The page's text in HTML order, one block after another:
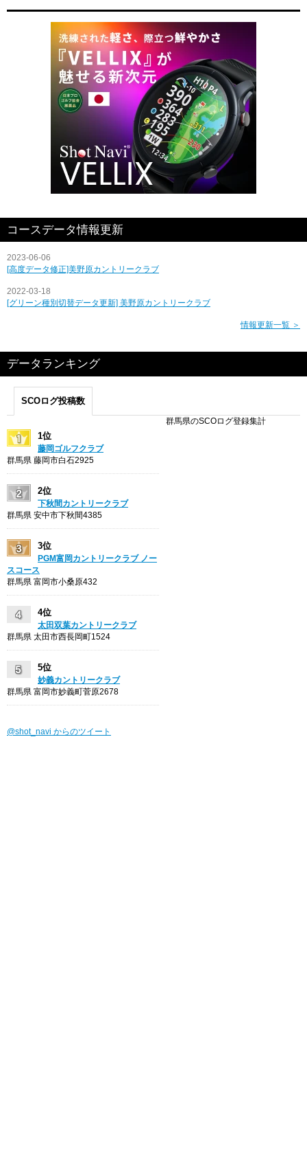
コースデータ情報更新
2023-06-06
[高度データ修正]美野原カントリークラブ
2022-03-18
[グリーン種別切替データ更新] 美野原カントリークラブ
情報更新一覧 ＞
データランキング
SCOログ投稿数
群馬県のSCOログ登録集計
1位
藤岡ゴルフクラブ
群馬県 藤岡市白石2925
2位
下秋間カントリークラブ
群馬県 安中市下秋間4385
3位
PGM富岡カントリークラブ ノー
スコース
群馬県 富岡市小桑原432
4位
太田双葉カントリークラブ
群馬県 太田市西長岡町1524
5位
妙義カントリークラブ
群馬県 富岡市妙義町菅原2678
@shot_navi からのツイート